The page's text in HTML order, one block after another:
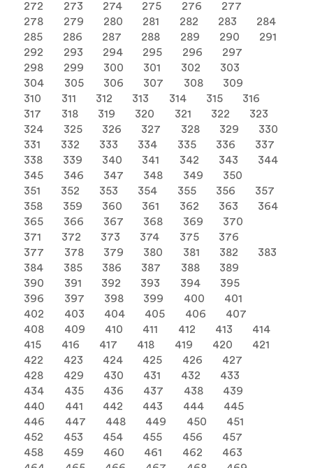
272
273 274 275 276
277
278
279 280 281 282 283
284
285
286 287 288 289 290
291
292
293 294 295 296
297
298
299 300 301 302
303
304
305 306 307 308
309
310
311 312 313 314 315
316
317
318 319 320 321 322
323
324
325 326 327 328 329
330
331
332 333 334 335 336
337
338
339 340 341 342 343
344
345
346 347 348 349
350
351
352 353 354 355 356
357
358
359 360 361 362 363
364
365
366 367 368 369
370
371
372 373 374 375
376
377
378 379 380 381 382
383
384
385 386 387 388
389
390
391 392 393 394
395
396
397 398 399 400
401
402
403 404 405 406
407
408
409 410 411 412 413
414
415
416 417 418 419 420
421
422
423 424 425 426
427
428
429 430 431 432
433
434
435 436 437 438
439
440
441 442 443 444
445
446
447 448 449 450
451
452
453 454 455 456
457
458
459 460 461 462
463